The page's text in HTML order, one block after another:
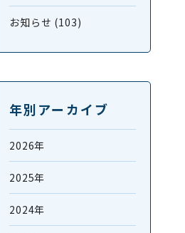
お知らせ (103)
年別アーカイブ
2026年
2025年
2024年